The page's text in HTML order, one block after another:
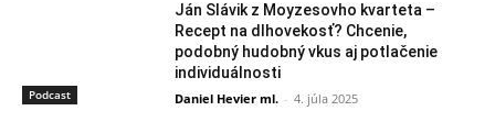
Podcast
Ján Slávik z Moyzesovho kvarteta –
Recept na dlhovekosť? Chcenie,
podobný hudobný vkus aj potlačenie
individuálnosti
Daniel Hevier ml. - 4. júla 2025